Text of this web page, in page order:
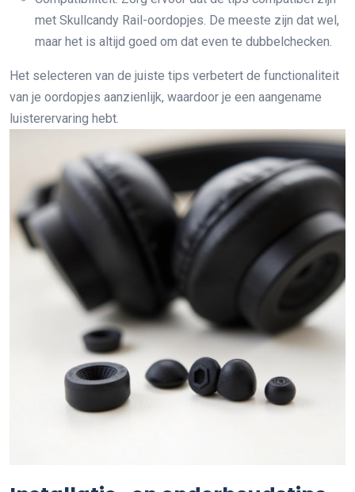
met Skullcandy Rail-oordopjes. De meeste zijn dat wel,
maar het is altijd goed om dat even te dubbelchecken.
Het selecteren van de juiste tips verbetert de functionaliteit
van je oordopjes aanzienlijk, waardoor je een aangename
luisterervaring hebt.